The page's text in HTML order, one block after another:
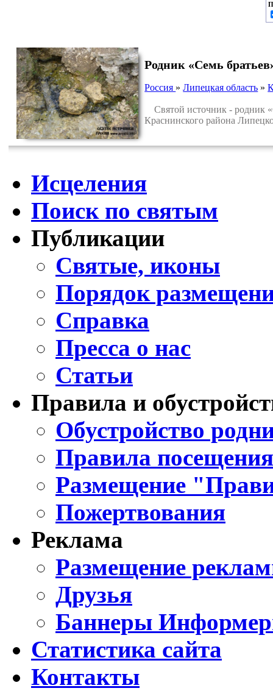
Родник «Семь
Россия »Липецкая область »
Святой источник - родник
Краснинского района
Исцеления
Поиск по святым
Публикации
Святые, иконы
Порядок
Справка
Пресса о нас
Статьи
Правила и
Обустройство
Правила
Размещение
Пожертвования
Реклама
Размещение
Друзья
Баннеры
Статистика сайта
Контакты